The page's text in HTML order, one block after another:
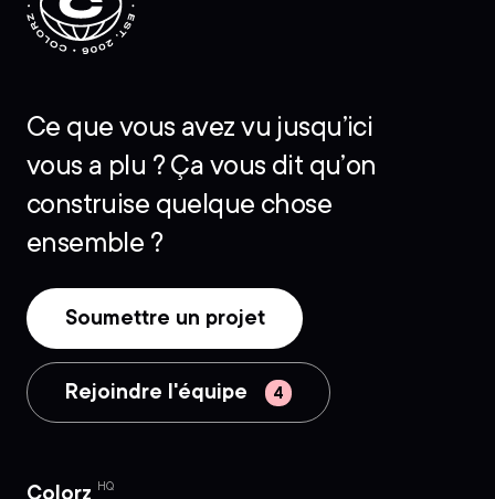
Ce que vous avez vu jusqu’ici
vous a plu ? Ça vous dit qu’on
construise quelque chose
ensemble ?
Soumettre un projet
Rejoindre l'équipe
Colorz HQ